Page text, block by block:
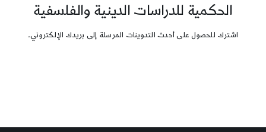
الحكمية للدراسات الدينية والفلسفية
اشترك للحصول على أحدث التدوينات المرسلة إلى بريدك الإلكتروني.